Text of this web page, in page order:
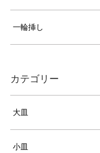
一輪挿し
カテゴリー
大皿
小皿